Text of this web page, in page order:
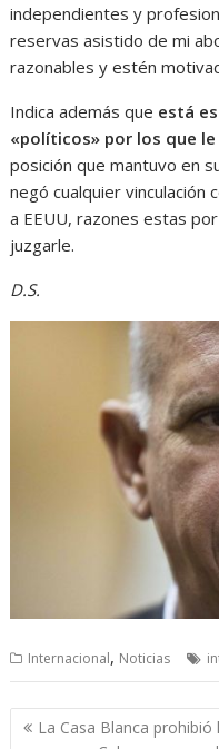
independientes y
reservas asistido de mi
razonables y estén
Indica además que está
«políticos» por los que le
posición que mantuvo en
negó cualquier vinculación
a EEUU, razones estas
juzgarle.
D.S.
Internacional, Noticias
Navegación
La Casa Blanca prohibió